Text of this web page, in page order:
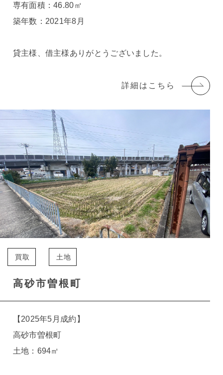
専有面積：46.80㎡
築年数：2021年8月
貸主様、借主様ありがとうございました。
詳細はこちら
買取 土地
高砂市曽根町
【2025年5月成約】
高砂市曽根町
土地：694㎡